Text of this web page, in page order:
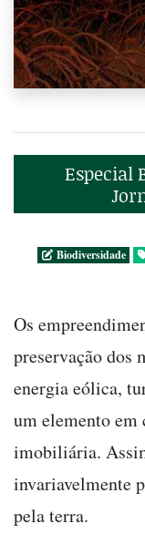
Especial
Biodiversidade
Os
preservação dos
energia eólica,
um elemento em
imobiliária.
invariavelmente
pela terra.